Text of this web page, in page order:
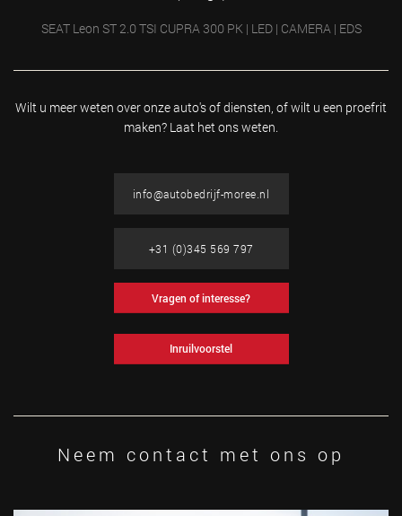
SEAT Leon ST 2.0 TSI CUPRA 300 PK | LED | CAMERA | EDS
Wilt u meer weten over onze auto's of diensten, of wilt u een proefrit
maken? Laat het ons weten.
info@autobedrijf-moree.nl
+31 (0)345 569 797
Vragen of interesse?
Inruilvoorstel
Neem contact met ons op